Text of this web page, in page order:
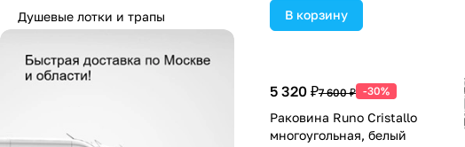
В корзину
5 320 ₽7 600 ₽ -30%
Раковина Runo Cristallo
многоугольная, белый
Душевые лотки и трапы